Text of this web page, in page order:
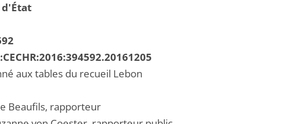
d'État
aux tables du recueil Lebon
Beaufils, rapporteur